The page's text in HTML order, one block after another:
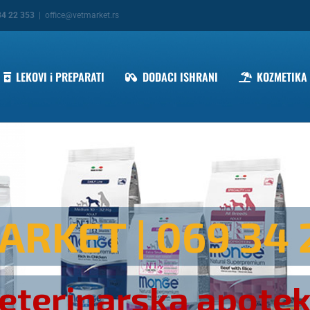
22 353 office@vetmarket.rs
LEKOVI i PREPARATI DODACI ISHRANI KOZMETIKA
| 069 34